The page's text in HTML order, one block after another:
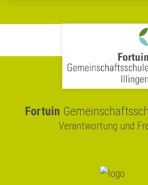
Fortuin
Verantwortung und